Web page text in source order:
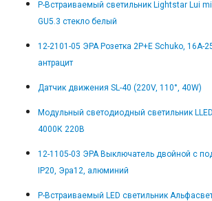
Р-Встраиваемый светильник Lightstar Lui
GU5.3 стекло белый
12-2101-05 ЭРА Розетка 2P+E Schuko, 16A-
антрацит
Датчик движения SL-40 (220V, 110°, 40W)
Модульный светодиодный светильник
4000К 220В
12-1105-03 ЭРА Выключатель двойной с
IP20, Эра12, алюминий
Р-Встраиваемый LED светильник